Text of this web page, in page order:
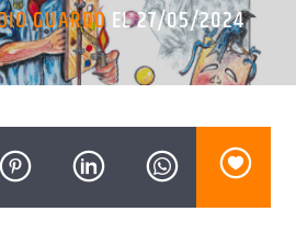
GUARDOEL 27/05/2024